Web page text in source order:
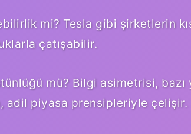
mi? Tesla gibi şirketlerin
çatışabilir.
mü? Bilgi asimetrisi, bazı
adil piyasa prensipleriyle çelişir.